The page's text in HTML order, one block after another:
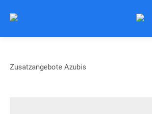
Zusatzangebote Azubis